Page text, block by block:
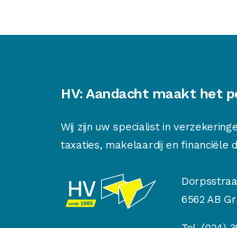
HV: Aandacht maakt het
Wij zijn uw specialist in
taxaties, makelaardij en financiële
6562 AB